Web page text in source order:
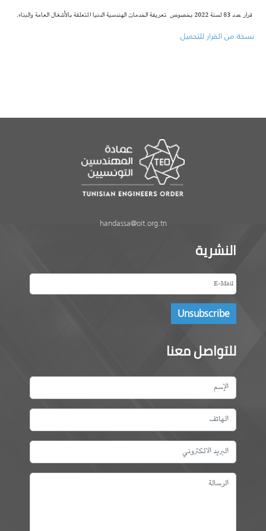
قرار عدد 83 لسنة 2022 بخصوص تعريفة الخدمات الهندسية الدنيا المتعلقة بالأشغال العامة والبناء.
نسخة من القرار للتحميل
handassa@oit.org.tn
النشرية
للتواصل معنا